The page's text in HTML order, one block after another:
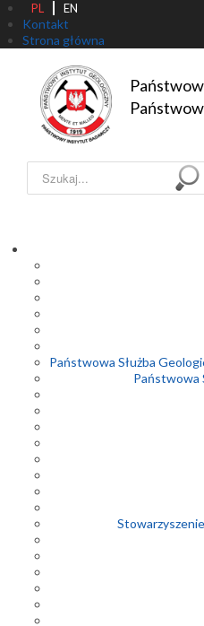
PL EN
Kontakt
Strona główna
Szukaj...
Państwowa Służba
Państwowa